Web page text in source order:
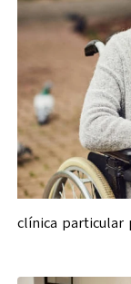
clínica particular